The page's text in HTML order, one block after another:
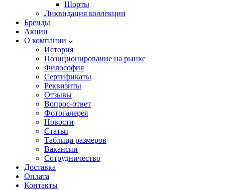
Шорты
Ликвидация коллекции
Бренды
Акции
О компании
История
Позиционирование на рынке
Философия
Сертификаты
Реквизиты
Отзывы
Вопрос-ответ
Фотогалерея
Новости
Статьи
Таблица размеров
Вакансии
Сотрудничество
Доставка
Оплата
Контакты